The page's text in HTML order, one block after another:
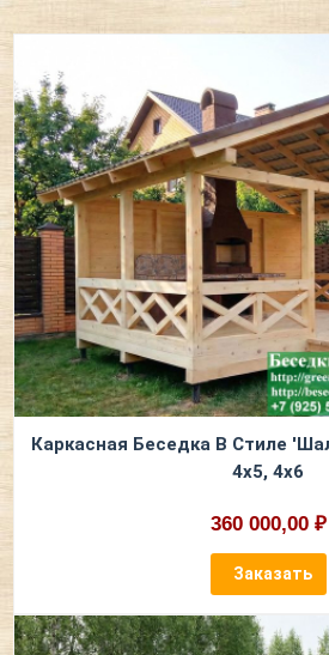
Каркасная Беседка В Стиле
4х5, 4х6
360 000,00 ₽
Заказать